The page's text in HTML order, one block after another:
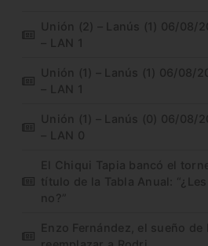
Unión (2) – Lanús (1) 06/08/
– LAN 1
Unión (1) – Lanús (1) 06/08/
– LAN 1
Unión (1) – Lanús (0) 06/08/
– LAN 0
El Chiqui Tapia bancó el
título de la Tabla Anual:
no?”
Enzo Fernández, el sueño